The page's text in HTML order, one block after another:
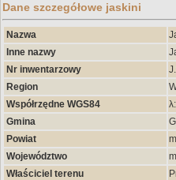
Dane szczegółowe jaskini
Nazwa
Inne nazwy
Nr inwentarzowy
Region
Współrzędne WGS84
Gmina
Powiat
Województwo
Właściciel terenu